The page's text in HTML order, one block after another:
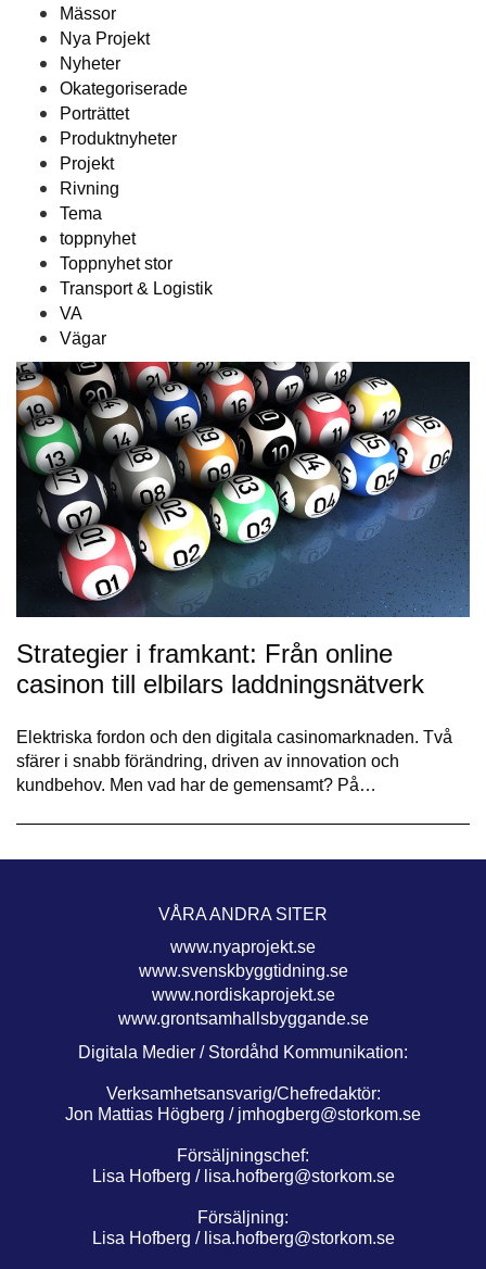
Mässor
Nya Projekt
Nyheter
Okategoriserade
Porträttet
Produktnyheter
Projekt
Rivning
Tema
toppnyhet
Toppnyhet stor
Transport & Logistik
VA
Vägar
Strategier i framkant: Från online
casinon till elbilars laddningsnätverk
Elektriska fordon och den digitala casinomarknaden. Två
sfärer i snabb förändring, driven av innovation och
kundbehov. Men vad har de gemensamt? På…
VÅRA ANDRA SITER
www.nyaprojekt.se
www.svenskbyggtidning.se
www.nordiskaprojekt.se
www.grontsamhallsbyggande.se
Digitala Medier / Stordåhd Kommunikation:
Verksamhetsansvarig/Chefredaktör:
Jon Mattias Högberg / jmhogberg@storkom.se
Försäljningschef:
Lisa Hofberg / lisa.hofberg@storkom.se
Försäljning:
Lisa Hofberg / lisa.hofberg@storkom.se